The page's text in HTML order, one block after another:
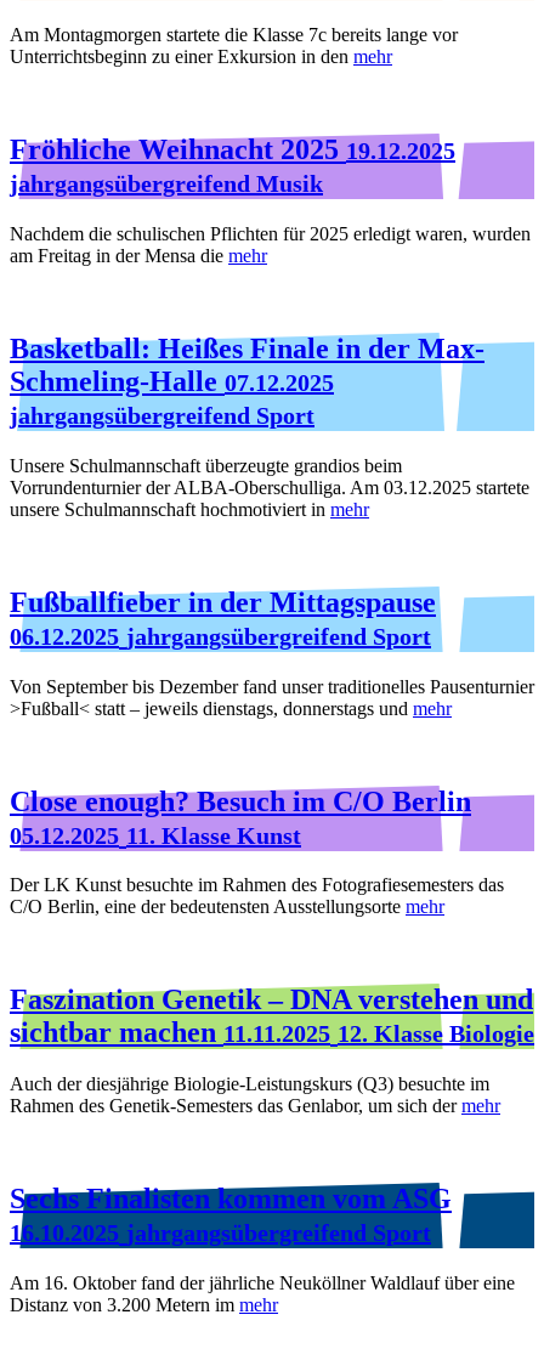
Am Montagmorgen startete die Klasse 7c bereits lange vor
Unterrichtsbeginn zu einer Exkursion in den mehr
Fröhliche Weihnacht 2025 19.12.2025
jahrgangsübergreifend Musik
Nachdem die schulischen Pflichten für 2025 erledigt waren, wurden
am Freitag in der Mensa die mehr
Basketball: Heißes Finale in der Max-
Schmeling-Halle 07.12.2025
jahrgangsübergreifend Sport
Unsere Schulmannschaft überzeugte grandios beim
Vorrundenturnier der ALBA-Oberschulliga. Am 03.12.2025 startete
unsere Schulmannschaft hochmotiviert in mehr
Fußballfieber in der Mittagspause
06.12.2025 jahrgangsübergreifend Sport
Von September bis Dezember fand unser traditionelles Pausenturnier
>Fußball< statt – jeweils dienstags, donnerstags und mehr
Close enough? Besuch im C/O Berlin
05.12.2025 11. Klasse Kunst
Der LK Kunst besuchte im Rahmen des Fotografiesemesters das
C/O Berlin, eine der bedeutensten Ausstellungsorte mehr
Faszination Genetik – DNA verstehen und
sichtbar machen 11.11.2025 12. Klasse Biologie
Auch der diesjährige Biologie-Leistungskurs (Q3) besuchte im
Rahmen des Genetik-Semesters das Genlabor, um sich dermehr
Sechs Finalisten kommen vom ASG
16.10.2025 jahrgangsübergreifend Sport
Am 16. Oktober fand der jährliche Neuköllner Waldlauf über eine
Distanz von 3.200 Metern im mehr